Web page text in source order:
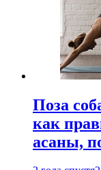
Поза
как
асаны,